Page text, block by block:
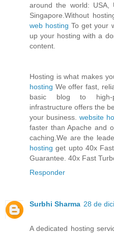
around the world: USA,
Singapore.Without
web hosting To get your
up your hosting with a
content.
Hosting is what makes
hosting We offer fast,
basic blog to high-
infrastructure offers the
your business. website
faster than Apache and
caching.We are the
hosting get upto 40x
Guarantee. 40x Fast
Responder
Surbhi Sharma 28 de
A dedicated hosting